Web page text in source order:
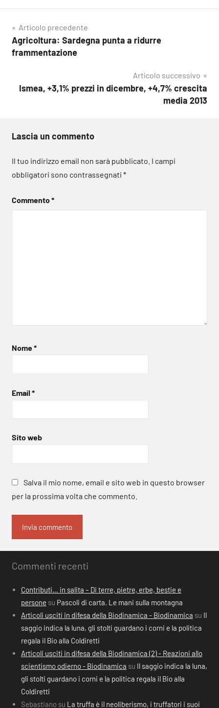
Navigazione
articoli
Articolo precedente
Agricoltura: Sardegna punta a ridurre
frammentazione
Articolo successivo
Ismea, +3,1% prezzi in dicembre, +4,7% crescita
media 2013
Lascia un commento
Il tuo indirizzo email non sarà pubblicato. I campi
obbligatori sono contrassegnati *
Commento*
Nome*
Email *
Sito web
Salva il mio nome, email e sito web in questo browser
per la prossima volta che commento.
Commenti recenti
Contributi… in salita – Di terre, pietre, erbe, bestie e
persone su Pascoli di carta. Le mani sulla montagna
Articoli usciti in difesa della Biodinamica - Biodinamica su Il
saggio indica la luna, gli stolti guardano i corni e la politica
regala il Bio alla Coldiretti
Articoli usciti in difesa della Biodinamica (2) - Reazioni allo
scientismo odierno - Biodinamica su Il saggio indica la luna,
gli stolti guardano i corni e la politica regala il Bio alla
Coldiretti
Sebastiano su La truffa è il neoliberismo, i truffatori i suoi